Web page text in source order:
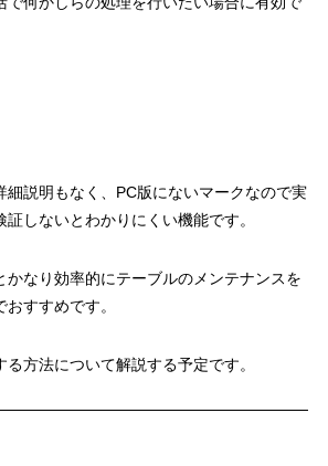
細説明もなく、PC版にないマークなので実
しないとわかりにくい機能です。
かなり効率的にテーブルのメンテナンスを
すすめです。
方法について解説する予定です。